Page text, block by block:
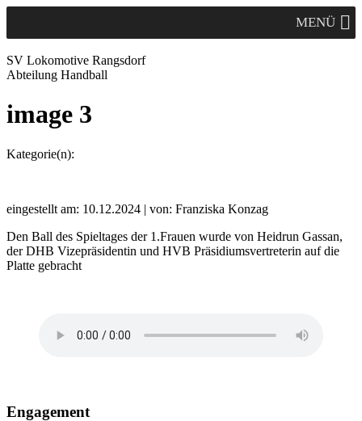
MENÜ
SV Lokomotive Rangsdorf
Abteilung Handball
image 3
Kategorie(n):
eingestellt am: 10.12.2024 | von: Franziska Konzag
Den Ball des Spieltages der 1.Frauen wurde von Heidrun Gassan,
der DHB Vizepräsidentin und HVB Präsidiumsvertreterin auf die
Platte gebracht
Engagement